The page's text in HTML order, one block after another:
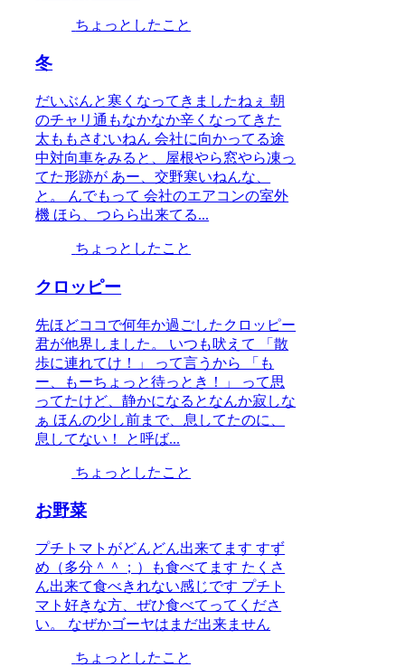
ちょっとしたこと
冬
だいぶんと寒くなってきましたねぇ 朝
のチャリ通もなかなか辛くなってきた
太ももさむいねん 会社に向かってる途
中対向車をみると、屋根やら窓やら凍っ
てた形跡が あー、交野寒いねんな、
と。 んでもって 会社のエアコンの室外
機 ほら、つらら出来てる...
ちょっとしたこと
クロッピー
先ほどココで何年か過ごしたクロッピー
君が他界しました。 いつも吠えて 「散
歩に連れてけ！」 って言うから 「も
ー、もーちょっと待っとき！」 って思
ってたけど、静かになるとなんか寂しな
ぁ ほんの少し前まで、息してたのに、
息してない！ と呼ば...
ちょっとしたこと
お野菜
プチトマトがどんどん出来てます すず
め（多分＾＾；）も食べてます たくさ
ん出来て食べきれない感じです プチト
マト好きな方、ぜひ食べてってくださ
い。 なぜかゴーヤはまだ出来ません
ちょっとしたこと